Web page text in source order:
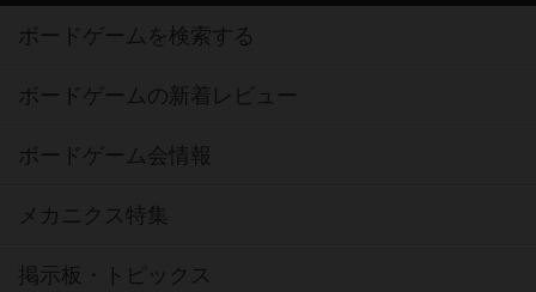
ボードゲームを検索する
ボードゲームの新着レビュー
ボードゲーム会情報
メカニクス特集
掲示板・トピックス